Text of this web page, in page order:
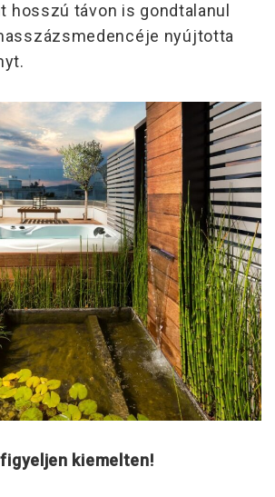
hosszú távon is gondtalanul
nyújtotta
kiemelten!